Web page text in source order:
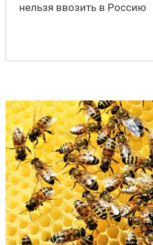
нельзя ввозить в Россию